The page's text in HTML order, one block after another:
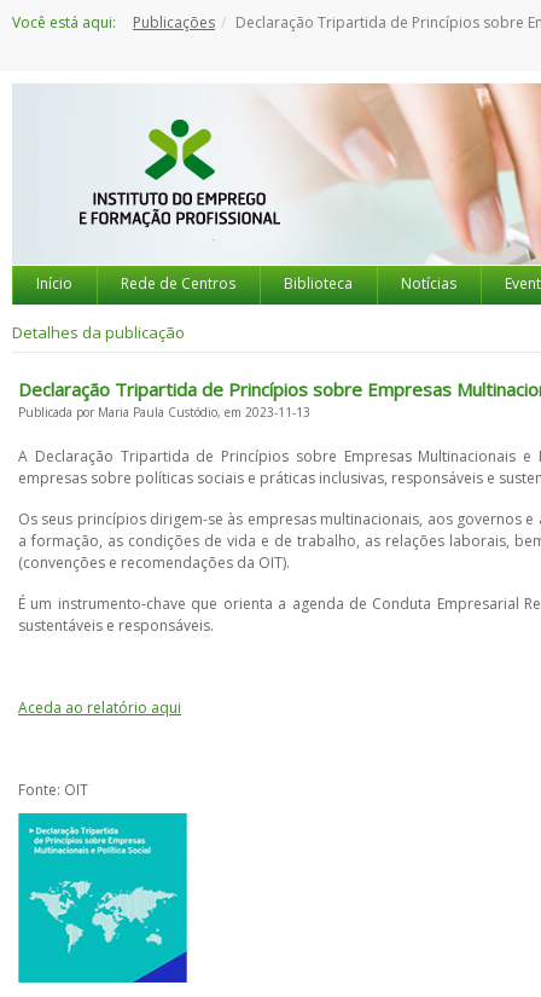
paraVocê está aqui: Publicações Declaração Tripartida de Princípios sobre Empresas Multinacionais e
Início Rede de Centros Biblioteca Notícias
Detalhes da publicação
Declaração Tripartida de Princípios sobre Empresas
Publicada por Maria Paula Custódio, em 2023-11-13
A Declaração Tripartida de Princípios sobre Empresas Multinacionais
empresas sobre políticas sociais e práticas inclusivas, responsáveis e
Os seus princípios dirigem-se às empresas multinacionais, aos governos
a formação, as condições de vida e de trabalho, as relações laborais,
(convenções e recomendações da OIT).
É um instrumento-chave que orienta a agenda de Conduta Empresarial
sustentáveis e responsáveis.
Aceda ao relatório aqui
Fonte: OIT